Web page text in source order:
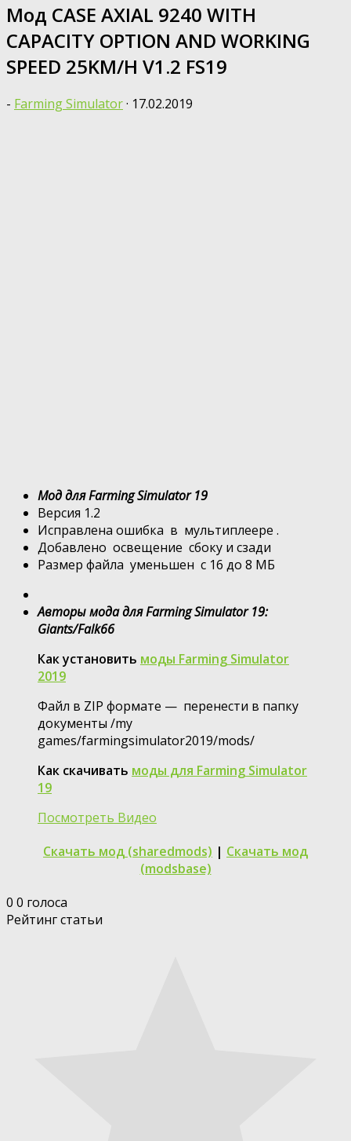
Мод CASE AXIAL 9240 WITH
CAPACITY OPTION AND WORKING
SPEED 25KM/H V1.2 FS19
- Farming Simulator· 17.02.2019
Мод для Farming Simulator 19
Версия 1.2
Исправлена ошибка в мультиплеере .
Добавлено освещение сбоку и сзади
Размер файла уменьшен с 16 до 8 МБ
Авторы мода для Farming Simulator 19:
Giants/Falk66
Как установить моды Farming Simulator
2019
Файл в ZIP формате — перенести в папку
документы /my
games/farmingsimulator2019/mods/
Как скачивать моды для Farming Simulator
19
Посмотреть Видео
Скачать мод (sharedmods) | Скачать мод
(modsbase)
0 0 голоса
Рейтинг статьи